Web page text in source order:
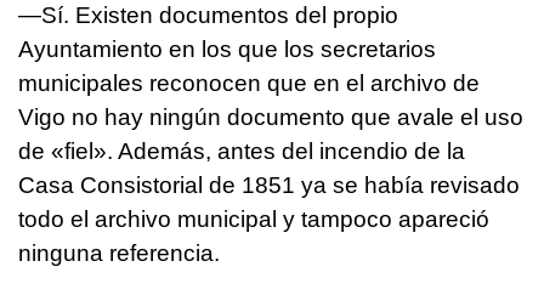
—Sí. Existen documentos del propio
Ayuntamiento en los que los secretarios
municipales reconocen que en el archivo de
Vigo no hay ningún documento que avale el uso
de «fiel». Además, antes del incendio de la
Casa Consistorial de 1851 ya se había revisado
todo el archivo municipal y tampoco apareció
ninguna referencia.